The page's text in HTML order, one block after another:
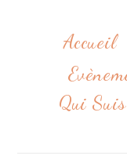
Accueil
Qui